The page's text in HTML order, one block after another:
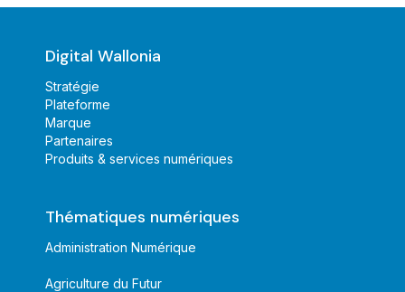
Digital Wallonia
Stratégie
Plateforme
Marque
Partenaires
Produits & services numériques
Thématiques numériques
Administration Numérique
Agriculture du Futur